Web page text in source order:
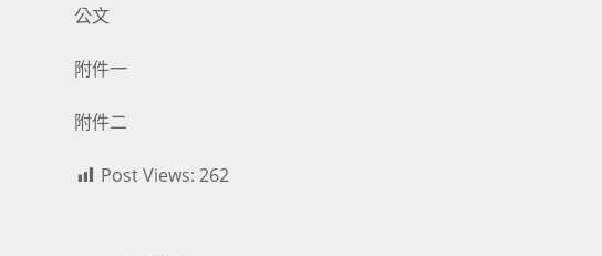
公文
附件一
附件二
Post Views: 262